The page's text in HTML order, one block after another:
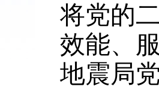
将党的
效能、
地震局